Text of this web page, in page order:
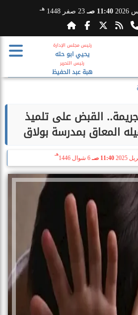
11:40 صـ 23 صفر 1448 هـ
رئيس مجلس الإدارة
يحيي ابو حته
رئيس التحرير
هبة عبد الحفيظ
القبض على تلميذ
المعاق بمدرسة بولاق
11:40 صـ 6 شوال 1446
هـ